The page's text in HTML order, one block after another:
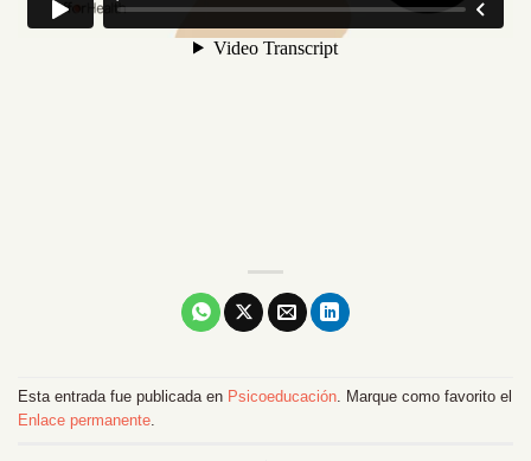
Esta entrada fue publicada en Psicoeducación . Marque como favorito el
Enlace permanente